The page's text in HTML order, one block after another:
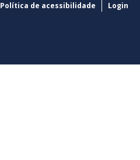
Política de acessibilidade Login